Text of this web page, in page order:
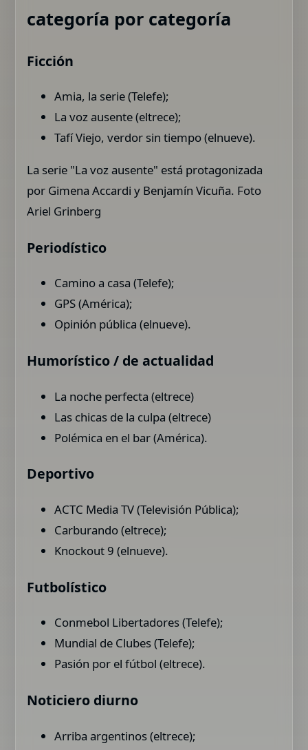
categoría por categoría
Ficción
Amia, la serie (Telefe);
La voz ausente (eltrece);
Tafí Viejo, verdor sin tiempo (elnueve).
La serie "La voz ausente" está protagonizada
por Gimena Accardi y Benjamín Vicuña. Foto
Ariel Grinberg
Periodístico
Camino a casa (Telefe);
GPS (América);
Opinión pública (elnueve).
Humorístico / de actualidad
La noche perfecta (eltrece)
Las chicas de la culpa (eltrece)
Polémica en el bar (América).
Deportivo
ACTC Media TV (Televisión Pública);
Carburando (eltrece);
Knockout 9 (elnueve).
Futbolístico
Conmebol Libertadores (Telefe);
Mundial de Clubes (Telefe);
Pasión por el fútbol (eltrece).
Noticiero diurno
Arriba argentinos (eltrece);